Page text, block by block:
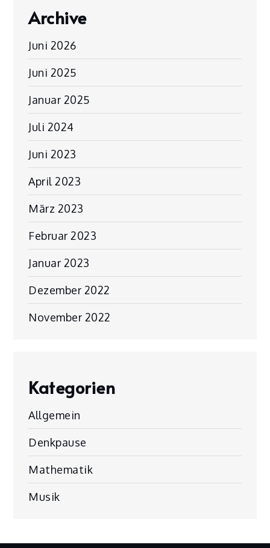
Archive
Juni 2026
Juni 2025
Januar 2025
Juli 2024
Juni 2023
April 2023
März 2023
Februar 2023
Januar 2023
Dezember 2022
November 2022
Kategorien
Allgemein
Denkpause
Mathematik
Musik